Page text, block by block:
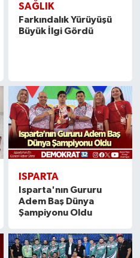
SAĞLIK
Farkındalık Yürüyüşü
Büyük İlgi Gördü
ISPARTA
Isparta'nın Gururu
Adem Baş Dünya
Şampiyonu Oldu